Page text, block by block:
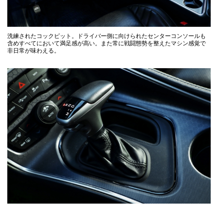
洗練されたコックピット。ドライバー側に向けられたセンターコンソールも
含めすべてにおいて満足感が高い。また常に戦闘態勢を整えたマシン感覚で
非日常が味わえる。